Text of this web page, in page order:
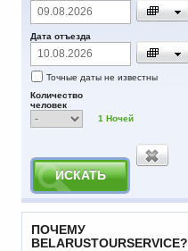
Дата отъезда
Точные даты не известны
Количество
человек
1 Ночей
ПОЧЕМУ
BELARUSTOURSERVICE?